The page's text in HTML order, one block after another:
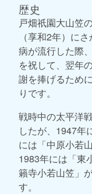
歴史
戸畑祇園大山笠
（享和2年）に
病が流行した際
を祝して、翌年
謝を捧げるため
りです。
戦時中の太平洋
したが、1947年
には「中原小若
1983年には「東
籟寺小若山笠」
す。